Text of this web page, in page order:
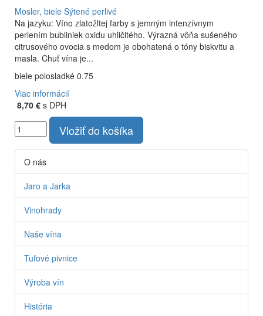
Mosler, biele Sýtené perlivé
Na jazyku: Víno zlatožltej farby s jemným intenzívnym
perlením bubliniek oxidu uhličitého. Výrazná vôňa sušeného
citrusového ovocia s medom je obohatená o tóny biskvitu a
masla. Chuť vína je...
biele polosladké 0.75
Viac informácií
8,70 € s DPH
Vložiť do košíka
O nás
Jaro a Jarka
Vinohrady
Naše vína
Tufové pivnice
Výroba vín
História